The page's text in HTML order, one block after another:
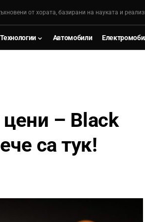
от хората, базирани на науката и
Технологии Автомобили
– Black
са тук!